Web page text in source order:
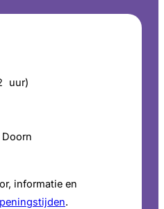
uur)
informatie en
.